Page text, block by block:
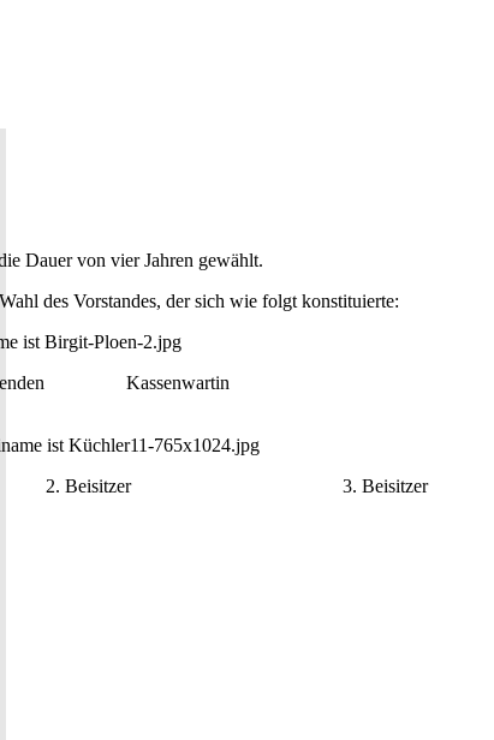
Dauer von vier Jahren gewählt.
des Vorstandes, der sich wie folgt konstituierte:
Vorsitzenden
2. Beisitzer 3. Beisitzer